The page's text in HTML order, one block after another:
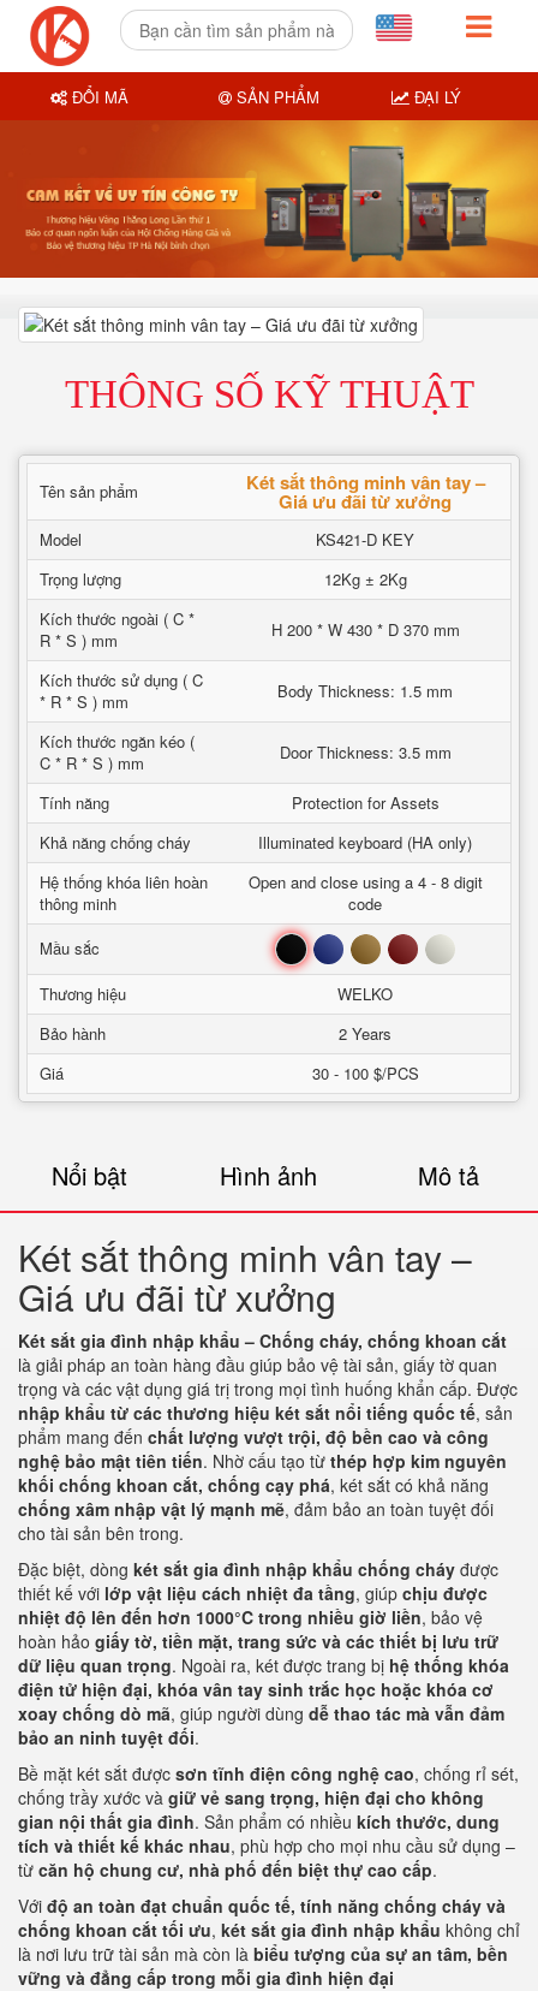
THÔNG SỐ KỸ THUẬT
Tên sản phẩm Két sắt thông minh vân tay –
Giá ưu đãi từ xưởng
Model
KS421-D KEY
Trọng lượng
12Kg ± 2Kg
Kích thước ngoài ( C *
R * S ) mm
H 200 * W 430 * D 370 mm
Kích thước sử dụng ( C
* R * S ) mm
Body Thickness: 1.5 mm
Kích thước ngăn kéo (
C * R * S ) mm
Door Thickness: 3.5 mm
Tính năng
Protection for Assets
Khả năng chống cháy
Illuminated keyboard (HA only)
Hệ thống khóa liên hoàn
thông minh
Open and close using a 4 - 8 digit
code
Mầu sắc
Đen Xanh Nâu Đỏ Trắng
Thương hiệu
WELKO
Bảo hành
2 Years
Giá
30 - 100 $/PCS
Nổi bật Hình ảnh Mô tả
Két sắt thông minh vân tay –
Giá ưu đãi từ xưởng
Két sắt gia đình nhập khẩu – Chống cháy, chống khoan cắt
là giải pháp an toàn hàng đầu giúp bảo vệ tài sản, giấy tờ quan
trọng và các vật dụng giá trị trong mọi tình huống khẩn cấp. Được
nhập khẩu từ các thương hiệu két sắt nổi tiếng quốc tế, sản
phẩm mang đến chất lượng vượt trội, độ bền cao và công
nghệ bảo mật tiên tiến. Nhờ cấu tạo từ thép hợp kim nguyên
khối chống khoan cắt, chống cạy phá, két sắt có khả năng
chống xâm nhập vật lý mạnh mẽ, đảm bảo an toàn tuyệt đối
cho tài sản bên trong.
Đặc biệt, dòng két sắt gia đình nhập khẩu chống cháy được
thiết kế với lớp vật liệu cách nhiệt đa tầng, giúp chịu được
nhiệt độ lên đến hơn 1000°C trong nhiều giờ liền, bảo vệ
hoàn hảo giấy tờ, tiền mặt, trang sức và các thiết bị lưu trữ
dữ liệu quan trọng. Ngoài ra, két được trang bị hệ thống khóa
điện tử hiện đại, khóa vân tay sinh trắc học hoặc khóa cơ
xoay chống dò mã, giúp người dùng dễ thao tác mà vẫn đảm
bảo an ninh tuyệt đối.
Bề mặt két sắt được sơn tĩnh điện công nghệ cao, chống rỉ sét,
chống trầy xước và giữ vẻ sang trọng, hiện đại cho không
gian nội thất gia đình. Sản phẩm có nhiều kích thước, dung
tích và thiết kế khác nhau, phù hợp cho mọi nhu cầu sử dụng –
từ căn hộ chung cư, nhà phố đến biệt thự cao cấp.
Với độ an toàn đạt chuẩn quốc tế, tính năng chống cháy và
chống khoan cắt tối ưu, két sắt gia đình nhập khẩu không chỉ
là nơi lưu trữ tài sản mà còn là biểu tượng của sự an tâm, bền
vững và đẳng cấp trong mỗi gia đình hiện đại
ĐỔI MÃ SẢN PHẨM ĐẠI LÝ